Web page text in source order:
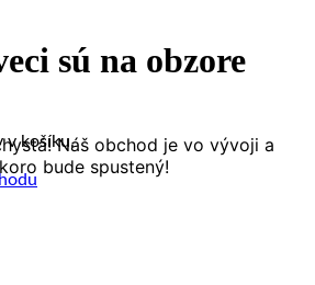
v košíku.
sú na obzore
Náš obchod je vo vývoji a
bude spustený!